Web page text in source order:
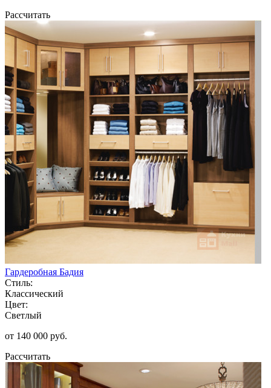
Рассчитать
Гардеробная Бадия
Стиль:
Классический
Цвет:
Светлый
от 140 000 руб.
Рассчитать